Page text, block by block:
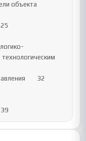
объекта
32
СПИСОК ИСТОЧНИКОВ И ЛИТЕРАТУРЫ	39